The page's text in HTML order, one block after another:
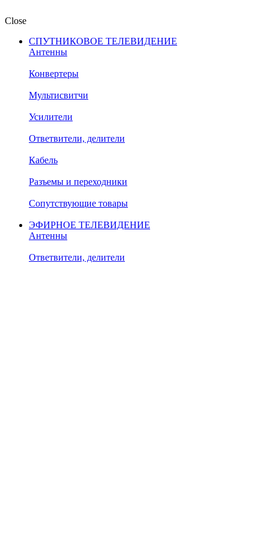
Close
СПУТНИКОВОЕ ТЕЛЕВИДЕНИЕ
Антенны
Конвертеры
Мультисвитчи
Усилители
Ответвители, делители
Кабель
Разъемы и переходники
Сопутствующие товары
ЭФИРНОЕ ТЕЛЕВИДЕНИЕ
Антенны
Ответвители, делители